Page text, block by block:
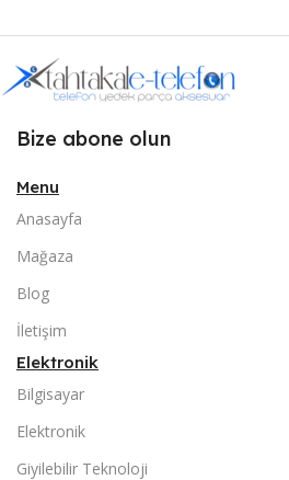
Bize abone olun
Menu
Anasayfa
Mağaza
Blog
İletişim
Elektronik
Bilgisayar
Elektronik
Giyilebilir Teknoloji